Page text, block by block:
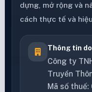
dựng, mở rộng và
cách thực tế và
Thông tin
Công ty
Truyền
Mã số